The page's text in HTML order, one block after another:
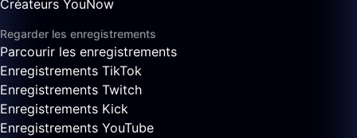
Créateurs YouNow
Regarder les enregistrements
Parcourir les enregistrements
Enregistrements TikTok
Enregistrements Twitch
Enregistrements Kick
Enregistrements YouTube